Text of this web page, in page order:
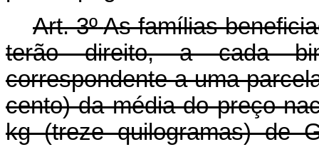
Art. 3º As famílias
terão direito, a cada
correspondente a uma
cento) da média do preço
kg (treze quilogramas) de